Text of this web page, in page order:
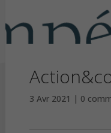
3 Avr 2021 0